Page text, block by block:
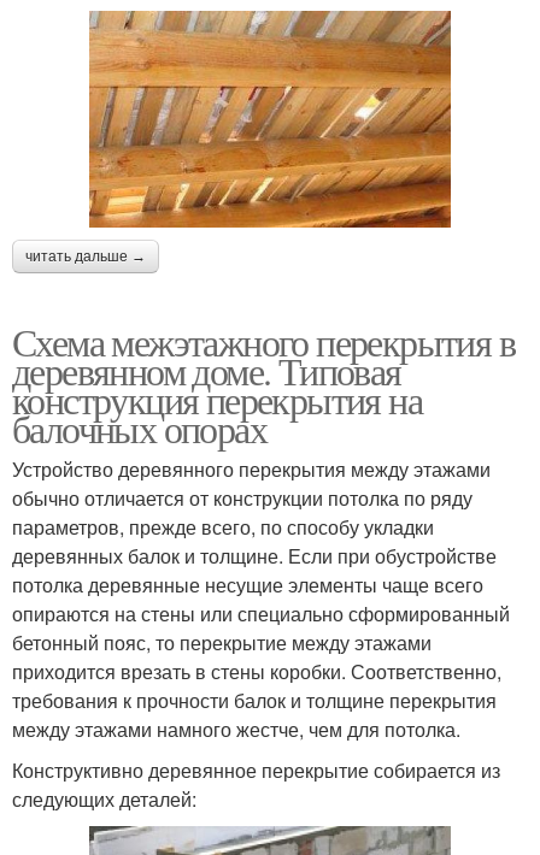
читать дальше →
Схема межэтажного перекрытия в
деревянном доме. Типовая
конструкция перекрытия на
балочных опорах
Устройство деревянного перекрытия между этажами
обычно отличается от конструкции потолка по ряду
параметров, прежде всего, по способу укладки
деревянных балок и толщине. Если при обустройстве
потолка деревянные несущие элементы чаще всего
опираются на стены или специально сформированный
бетонный пояс, то перекрытие между этажами
приходится врезать в стены коробки. Соответственно,
требования к прочности балок и толщине перекрытия
между этажами намного жестче, чем для потолка.
Конструктивно деревянное перекрытие собирается из
следующих деталей: